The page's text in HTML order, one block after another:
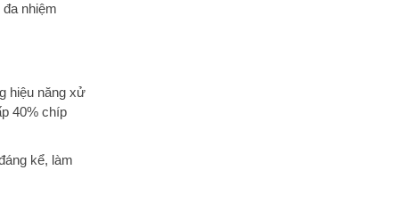
nhiệm
hiệu năng xử
40% chíp
kể, làm